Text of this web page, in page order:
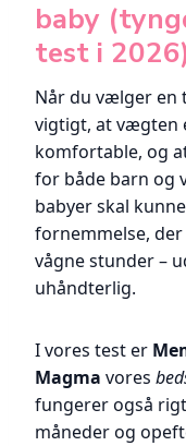
baby
test i
Når du vælger en
vigtigt, at vægten
komfortable, og
for både barn og
babyer skal
fornemmelse,
vågne stunder –
uhåndterlig.
I vores test er
Magma vores
fungerer også
måneder og